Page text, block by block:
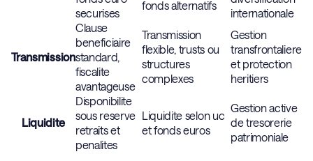
securises
fonds alternatifs
internationale
Transmission
Clause
beneficiaire
standard,
fiscalite
avantageuse
Transmission
flexible, trusts ou
structures
complexes
Gestion
transfrontaliere
et protection
heritiers
Liquidite
Disponibilite
sous reserve
retraits et
penalites
Liquidite selon uc
et fonds euros
Gestion active
de tresorerie
patrimoniale